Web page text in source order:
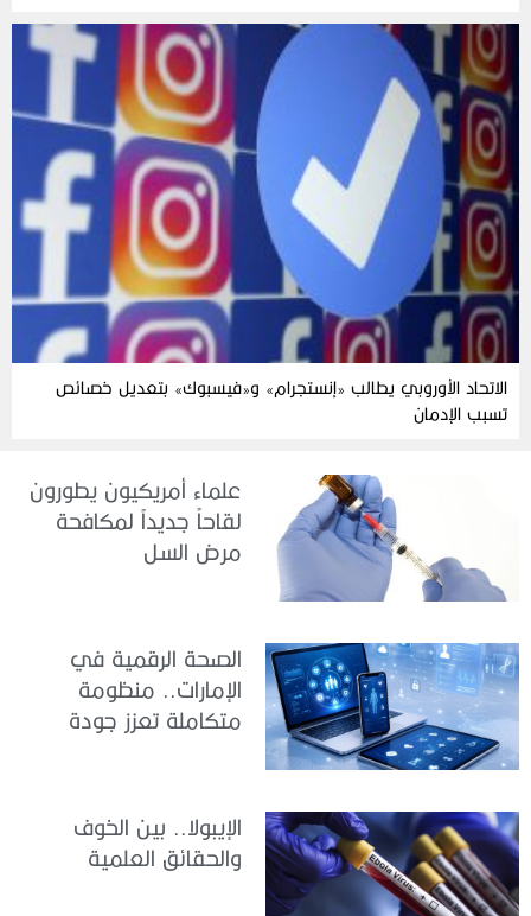
الاتحاد الأوروبي يطالب «إنستجرام» و«فيسبوك» بتعديل خصائص
تسبب الإدمان
علماء أمريكيون يطورون
لقاحاً جديداً لمكافحة
مرض السل
الصحة الرقمية في
الإمارات.. منظومة
متكاملة تعزز جودة
الإيبولا.. بين الخوف
والحقائق العلمية